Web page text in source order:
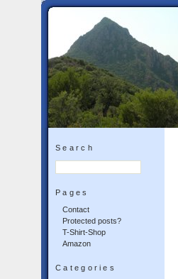
Search
Pages
Contact
Protected posts?
T-Shirt-Shop
Amazon
Categories